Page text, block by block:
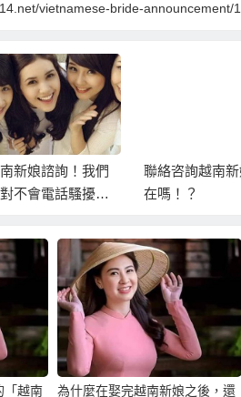
vietnamese-bride-announcement/
新娘諮詢！我們
不會電話騷擾你
聯絡咨詢越南新
在嗎！？
「越南 為什麼在娶完越南新娘之後，還